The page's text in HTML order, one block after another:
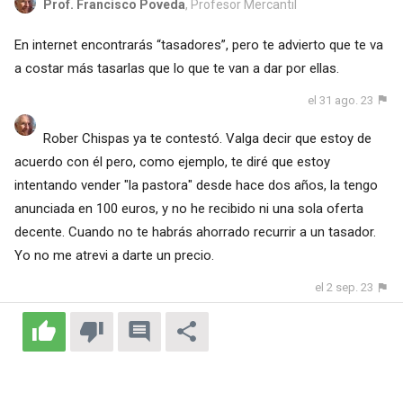
Prof. Francisco Poveda, Profesor Mercantil
En internet encontrarás “tasadores”, pero te advierto que te va
a costar más tasarlas que lo que te van a dar por ellas.
el 31 ago. 23
Rober Chispas ya te contestó. Valga decir que estoy de
acuerdo con él pero, como ejemplo, te diré que estoy
intentando vender "la pastora" desde hace dos años, la tengo
anunciada en 100 euros, y no he recibido ni una sola oferta
decente. Cuando no te habrás ahorrado recurrir a un tasador.
Yo no me atrevi a darte un precio.
el 2 sep. 23